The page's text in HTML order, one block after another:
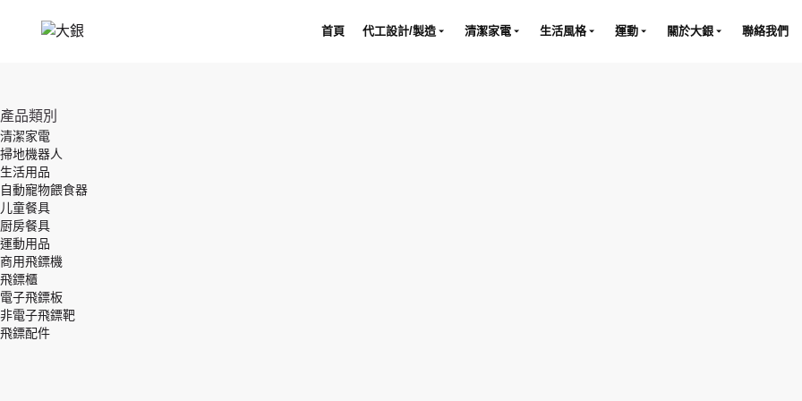
首頁 代工設計/製造 清潔家電 生活風格 運動 關於大銀 聯絡我們
產品類別
清潔家電
掃地機器人
生活用品
自動寵物餵食器
儿童餐具
厨房餐具
運動用品
商用飛鏢機
飛鏢櫃
電子飛鏢板
非電子飛鏢靶
飛鏢配件